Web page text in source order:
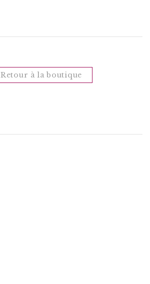
Retour à la boutique